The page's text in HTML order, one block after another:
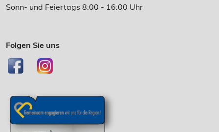
Sonn- und Feiertags 8:00 - 16:00 Uhr
Folgen Sie uns